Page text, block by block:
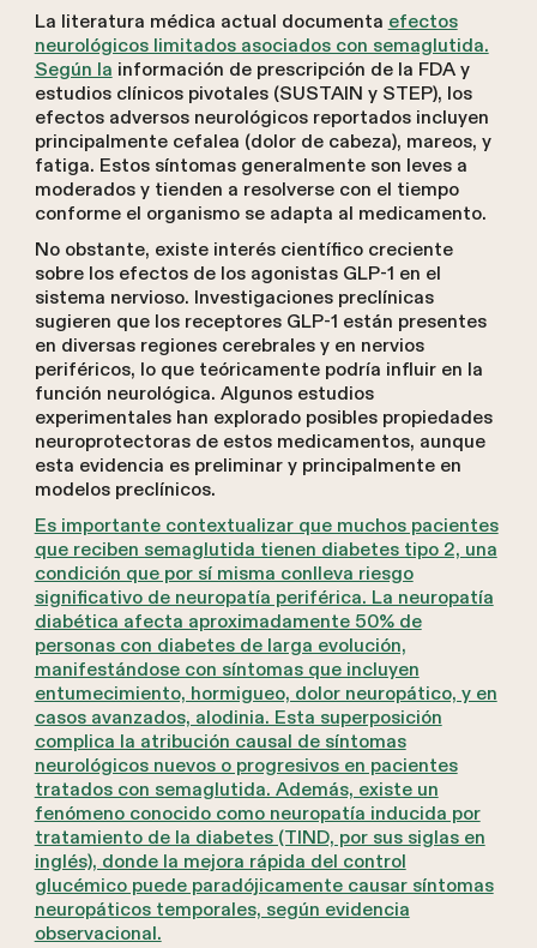
La literatura médica actual documenta efectos
neurológicos limitados asociados con semaglutida.
Según la información de prescripción de la FDA y
estudios clínicos pivotales (SUSTAIN y STEP), los
efectos adversos neurológicos reportados incluyen
principalmente cefalea (dolor de cabeza), mareos, y
fatiga. Estos síntomas generalmente son leves a
moderados y tienden a resolverse con el tiempo
conforme el organismo se adapta al medicamento.
No obstante, existe interés científico creciente
sobre los efectos de los agonistas GLP-1 en el
sistema nervioso. Investigaciones preclínicas
sugieren que los receptores GLP-1 están presentes
en diversas regiones cerebrales y en nervios
periféricos, lo que teóricamente podría influir en la
función neurológica. Algunos estudios
experimentales han explorado posibles propiedades
neuroprotectoras de estos medicamentos, aunque
esta evidencia es preliminar y principalmente en
modelos preclínicos.
Es importante contextualizar que muchos pacientes
que reciben semaglutida tienen diabetes tipo 2, una
condición que por sí misma conlleva riesgo
significativo de neuropatía periférica. La neuropatía
diabética afecta aproximadamente 50% de
personas con diabetes de larga evolución,
manifestándose con síntomas que incluyen
entumecimiento, hormigueo, dolor neuropático, y en
casos avanzados, alodinia. Esta superposición
complica la atribución causal de síntomas
neurológicos nuevos o progresivos en pacientes
tratados con semaglutida. Además, existe un
fenómeno conocido como neuropatía inducida por
tratamiento de la diabetes (TIND, por sus siglas en
inglés), donde la mejora rápida del control
glucémico puede paradójicamente causar síntomas
neuropáticos temporales, según evidencia
observacional.